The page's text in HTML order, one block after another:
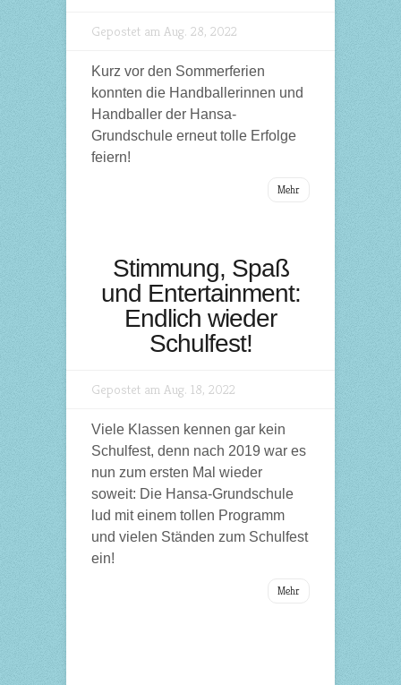
Gepostet am Aug. 28, 2022
Kurz vor den Sommerferien
konnten die Handballerinnen und
Handballer der Hansa-
Grundschule erneut tolle Erfolge
feiern!
Mehr
Stimmung, Spaß
und Entertainment:
Endlich wieder
Schulfest!
Gepostet am Aug. 18, 2022
Viele Klassen kennen gar kein
Schulfest, denn nach 2019 war es
nun zum ersten Mal wieder
soweit: Die Hansa-Grundschule
lud mit einem tollen Programm
und vielen Ständen zum Schulfest
ein!
Mehr